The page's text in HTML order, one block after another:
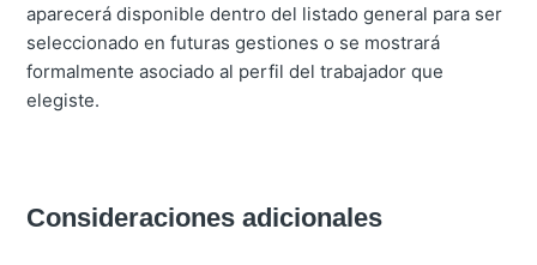
aparecerá disponible dentro del listado general para ser
seleccionado en futuras gestiones o se mostrará
formalmente asociado al perfil del trabajador que
elegiste.
Consideraciones adicionales